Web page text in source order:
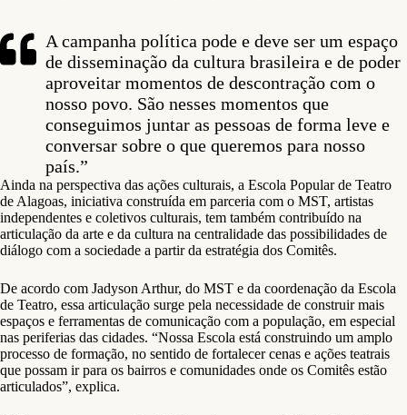
A campanha política pode e deve ser um espaço
de disseminação da cultura brasileira e de poder
aproveitar momentos de descontração com o
nosso povo. São nesses momentos que
conseguimos juntar as pessoas de forma leve e
conversar sobre o que queremos para nosso
país.”
Ainda na perspectiva das ações culturais, a Escola Popular de Teatro
de Alagoas, iniciativa construída em parceria com o MST, artistas
independentes e coletivos culturais, tem também contribuído na
articulação da arte e da cultura na centralidade das possibilidades de
diálogo com a sociedade a partir da estratégia dos Comitês.
De acordo com Jadyson Arthur, do MST e da coordenação da Escola
de Teatro, essa articulação surge pela necessidade de construir mais
espaços e ferramentas de comunicação com a população, em especial
nas periferias das cidades. “Nossa Escola está construindo um amplo
processo de formação, no sentido de fortalecer cenas e ações teatrais
que possam ir para os bairros e comunidades onde os Comitês estão
articulados”, explica.